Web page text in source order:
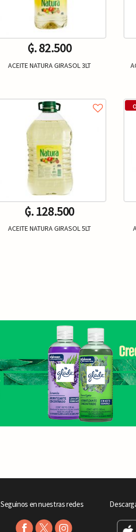
₲. 82.500
ACEITE NATURA GIRASOL 3LT
₲. 128.500
ACEITE NATURA GIRASOL 5LT
Seguinos en nuestras redes